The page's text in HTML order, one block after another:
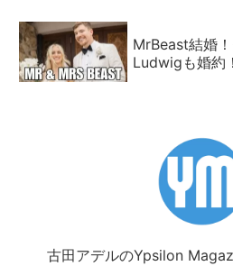
MrBeast結婚
Ludwigも婚約
古田アデルのYpsilon